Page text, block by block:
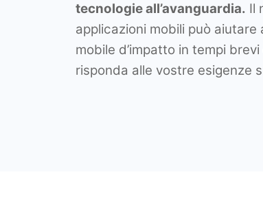
tecnologie all’avanguardia. Il
applicazioni mobili può aiutare
mobile d’impatto in tempi
risponda alle vostre esigenze